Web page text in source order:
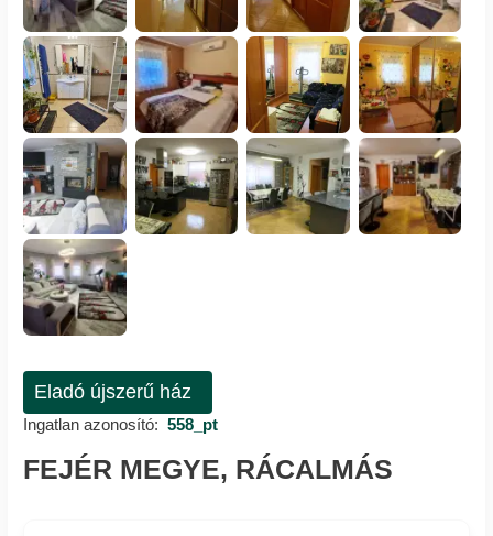
Eladó újszerű ház
Ingatlan azonosító: 558_pt
FEJÉR MEGYE, RÁCALMÁS